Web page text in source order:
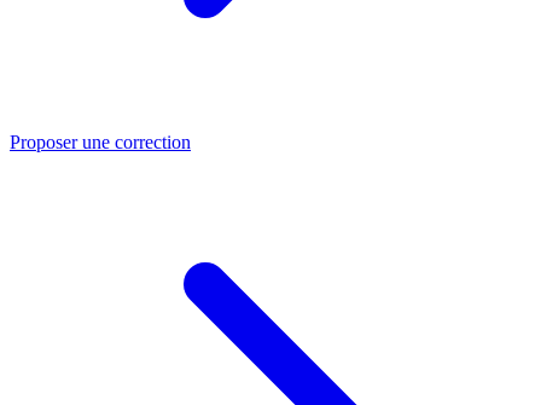
Proposer une correction